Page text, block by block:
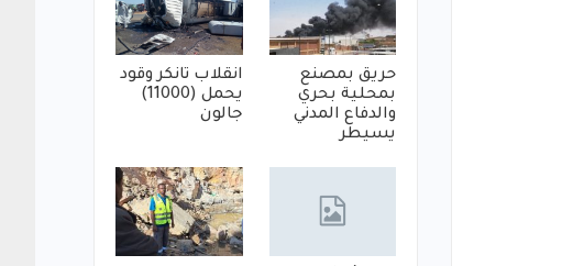
حريق بمصنع
بمحلية بحري
والدفاع المدني
يسيطر
انقلاب تانكر وقود
يحمل (11000)
جالون